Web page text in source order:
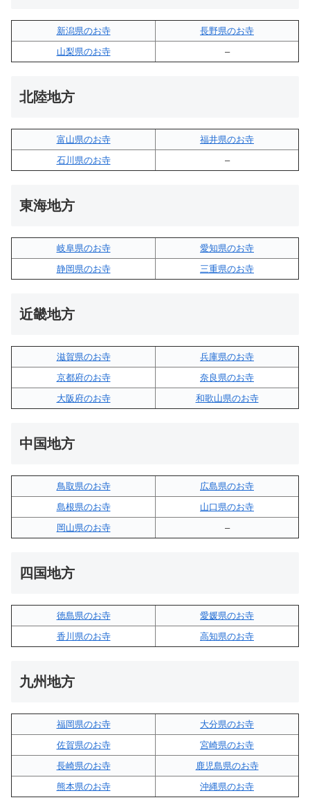
新潟県のお寺
長野県のお寺
山梨県のお寺
–
北陸地方
富山県のお寺
福井県のお寺
石川県のお寺
–
東海地方
岐阜県のお寺
愛知県のお寺
静岡県のお寺
三重県のお寺
近畿地方
滋賀県のお寺
兵庫県のお寺
京都府のお寺
奈良県のお寺
大阪府のお寺
和歌山県のお寺
中国地方
鳥取県のお寺
広島県のお寺
島根県のお寺
山口県のお寺
岡山県のお寺
–
四国地方
徳島県のお寺
愛媛県のお寺
香川県のお寺
高知県のお寺
九州地方
福岡県のお寺
大分県のお寺
佐賀県のお寺
宮崎県のお寺
長崎県のお寺
鹿児島県のお寺
熊本県のお寺
沖縄県のお寺